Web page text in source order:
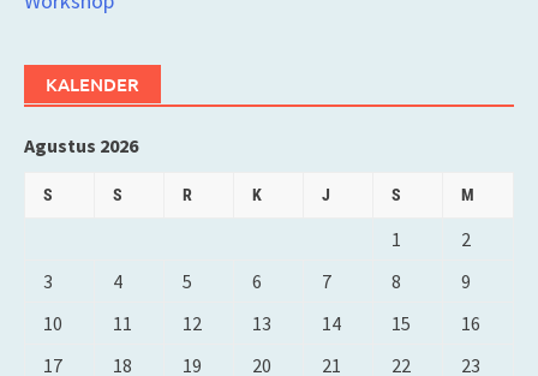
KALENDER
Agustus 2026
S S R K J S M
1
2
3
4 5 6 7 8
9
10
11 12 13 14 15
16
17
18 19 20 21 22
23